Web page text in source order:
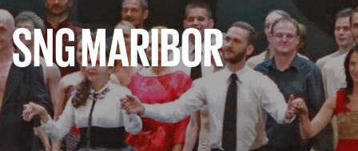
SNG MARIBOR